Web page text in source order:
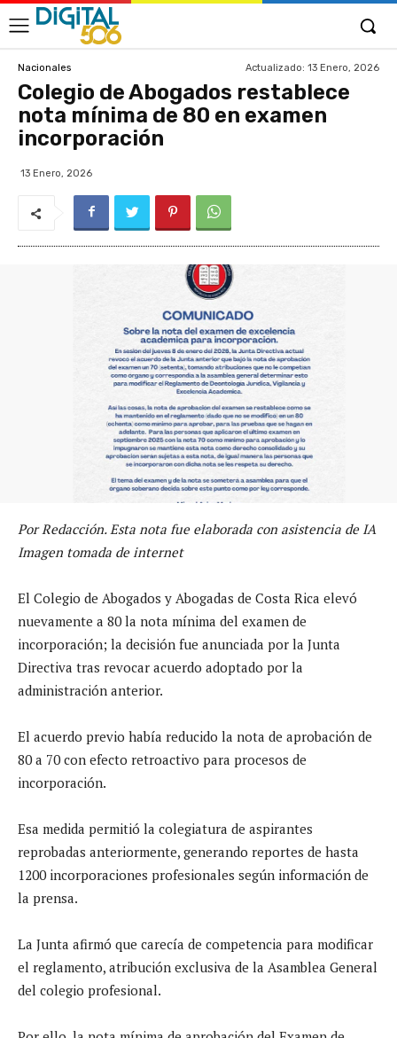
Nacionales Actualizado: 13 Enero, 2026
Colegio de Abogados restablece
nota mínima de 80 en examen
incorporación
13 Enero, 2026
Por Redacción. Esta nota fue elaborada con asistencia de IA
Imagen tomada de internet
El Colegio de Abogados y Abogadas de Costa Rica elevó
nuevamente a 80 la nota mínima del examen de
incorporación; la decisión fue anunciada por la Junta
Directiva tras revocar acuerdo adoptado por la
administración anterior.
El acuerdo previo había reducido la nota de aprobación de
80 a 70 con efecto retroactivo para procesos de
incorporación.
Esa medida permitió la colegiatura de aspirantes
reprobadas anteriormente, generando reportes de hasta
1200 incorporaciones profesionales según información de
la prensa.
La Junta afirmó que carecía de competencia para modificar
el reglamento, atribución exclusiva de la Asamblea General
del colegio profesional.